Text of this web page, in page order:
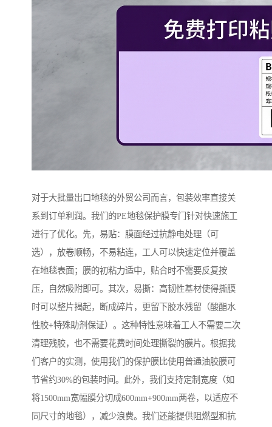
对于大批量出口地毯的外贸公司而言，包装效率直接关
系到订单利润。我们的PE地毯保护膜专门针对快速施工
进行了优化。先，易贴：膜面经过抗静电处理（可
选），放卷顺畅，不易粘连，工人可以快速定位并覆盖
在地毯表面；膜的初粘力适中，贴合时不需要反复按
压，自然吸附即可。其次，易撕：高韧性基材使得撕膜
时可以整片揭起，断成碎片，更留下胶水残留（酸酯水
性胶+特殊助剂保证）。这种特性意味着工人不需要二次
清理残胶，也不需要花费时间处理撕裂的膜片。根据我
们客户的实测，使用我们的保护膜比使用普通油胶膜可
节省约30%的包装时间。此外，我们支持定制宽度（如
将1500mm宽幅膜分切成600mm+900mm两卷，以适应不
同尺寸的地毯），减少浪费。我们还能提供阻燃型和抗